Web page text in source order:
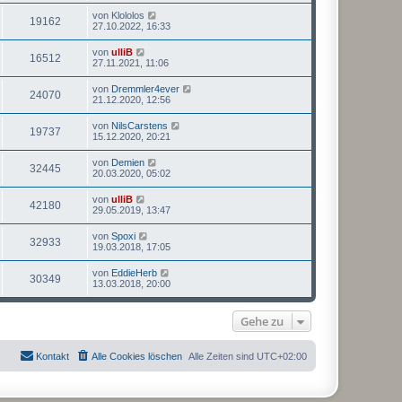
19162 von Klololos
27.10.2022, 16:33
16512 von ulliB
27.11.2021, 11:06
24070 von Dremmler4ever
21.12.2020, 12:56
19737 von NilsCarstens
15.12.2020, 20:21
32445 von Demien
20.03.2020, 05:02
42180 von ulliB
29.05.2019, 13:47
32933 von Spoxi
19.03.2018, 17:05
30349 von EddieHerb
13.03.2018, 20:00
Gehe zu
Alle Zeiten sind UTC+02:00
Alle Cookies löschen
Kontakt